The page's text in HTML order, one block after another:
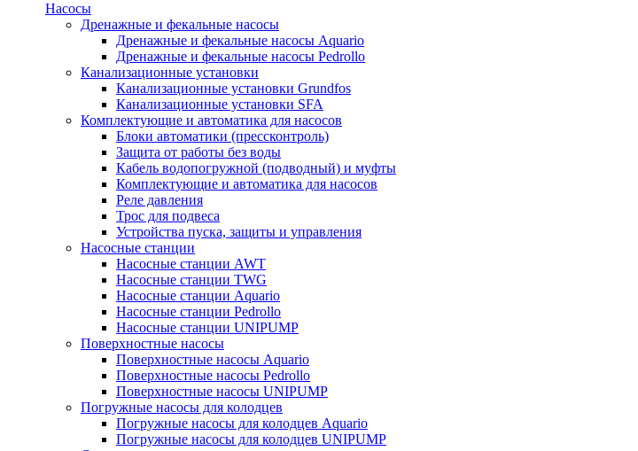
Насосы
Дренажные и фекальные насосы
Дренажные и фекальные насосы Aquario
Дренажные и фекальные насосы Pedrollo
Канализационные установки
Канализационные установки Grundfos
Канализационные установки SFA
Комплектующие и автоматика для насосов
Блоки автоматики (прессконтроль)
Защита от работы без воды
Кабель водопогружной (подводный) и муфты
Комплектующие и автоматика для насосов
Реле давления
Трос для подвеса
Устройства пуска, защиты и управления
Насосные станции
Насосные станции AWT
Насосные станции TWG
Насосные станции Aquario
Насосные станции Pedrollo
Насосные станции UNIPUMP
Поверхностные насосы
Поверхностные насосы Aquario
Поверхностные насосы Pedrollo
Поверхностные насосы UNIPUMP
Погружные насосы для колодцев
Погружные насосы для колодцев Aquario
Погружные насосы для колодцев UNIPUMP